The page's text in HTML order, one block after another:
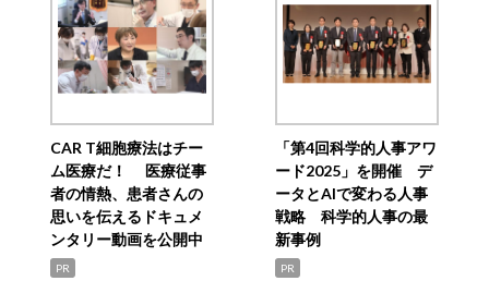
CAR T細胞療法はチー
ム医療だ！ 医療従事
者の情熱、患者さんの
思いを伝えるドキュメ
ンタリー動画を公開中
PR
「第4回科学的人事アワ
ード2025」を開催 デ
ータとAIで変わる人事
戦略 科学的人事の最
新事例
PR